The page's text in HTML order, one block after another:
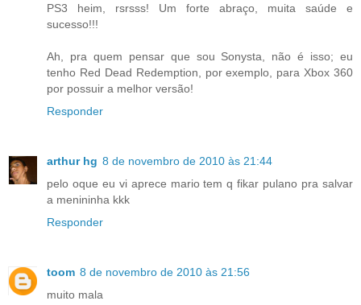
PS3 heim, rsrsss! Um forte abraço, muita saúde e
sucesso!!!
Ah, pra quem pensar que sou Sonysta, não é isso; eu
tenho Red Dead Redemption, por exemplo, para Xbox 360
por possuir a melhor versão!
Responder
arthur hg 8 de novembro de 2010 às 21:44
pelo oque eu vi aprece mario tem q fikar pulano pra salvar
a menininha kkk
Responder
toom 8 de novembro de 2010 às 21:56
muito mala